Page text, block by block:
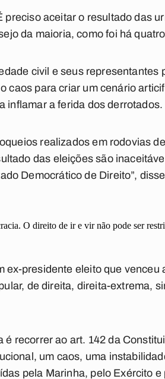
aceitar o resultado das
da maioria, como foi há
civil e seus representantes
caos para criar um cenário
inflamar a ferida dos derrotados.
realizados em rodovias
das eleições são
Democrático de Direito”,
O direito de ir e vir não pode ser
presidente eleito que venceu
de direita, direita-extrema,
recorrer ao art. 142 da
um caos, uma
pela Marinha, pelo Exército